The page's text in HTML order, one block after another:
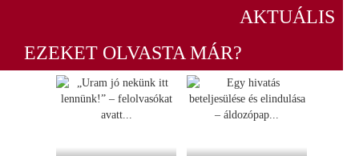
AKTUÁLIS
EZEKET OLVASTA MÁR?